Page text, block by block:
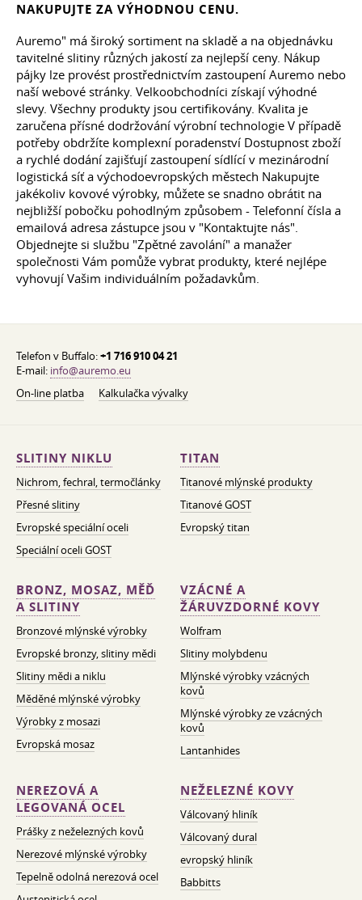
NAKUPUJTE ZA VÝHODNOU CENU.
Auremo" má široký sortiment na skladě a na objednávku
tavitelné slitiny různých jakostí za nejlepší ceny. Nákup
pájky lze provést prostřednictvím zastoupení Auremo nebo
naší webové stránky. Velkoobchodníci získají výhodné
slevy. Všechny produkty jsou certifikovány. Kvalita je
zaručena přísné dodržování výrobní technologie V případě
potřeby obdržíte komplexní poradenství Dostupnost zboží
a rychlé dodání zajišťují zastoupení sídlící v mezinárodní
logistická síť a východoevropských městech Nakupujte
jakékoliv kovové výrobky, můžete se snadno obrátit na
nejbližší pobočku pohodlným způsobem - Telefonní čísla a
emailová adresa zástupce jsou v "Kontaktujte nás".
Objednejte si službu "Zpětné zavolání" a manažer
společnosti Vám pomůže vybrat produkty, které nejlépe
vyhovují Vašim individuálním požadavkům.
Telefon v Buffalo:+1 716 910 04 21
E-mail: info@auremo.eu
On-line platba
Kalkulačka vývalky
SLITINY NIKLU
Nichrom, fechral, termočlánky
Přesné slitiny
Evropské speciální oceli
Speciální oceli GOST
TITAN
Titanové mlýnské produkty
Titanové GOST
Evropský titan
BRONZ, MOSAZ, MĚĎ
A SLITINY
Bronzové mlýnské výrobky
Evropské bronzy, slitiny mědi
Slitiny mědi a niklu
Měděné mlýnské výrobky
Výrobky z mosazi
Evropská mosaz
VZÁCNÉ A
ŽÁRUVZDORNÉ KOVY
Wolfram
Slitiny molybdenu
Mlýnské výrobky vzácných
kovů
Mlýnské výrobky ze vzácných
kovů
Lantanhides
NEREZOVÁ A
LEGOVANÁ OCEL
Prášky z neželezných kovů
Nerezové mlýnské výrobky
Tepelně odolná nerezová ocel
NEŽELEZNÉ KOVY
Válcovaný hliník
Válcovaný dural
evropský hliník
Babbitts